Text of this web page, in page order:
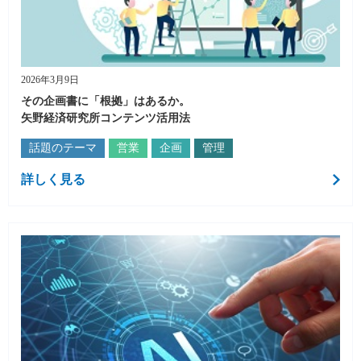
2026年3月9日
その企画書に「根拠」はあるか。
矢野経済研究所コンテンツ活用法
話題のテーマ 営業 企画 管理
詳しく見る